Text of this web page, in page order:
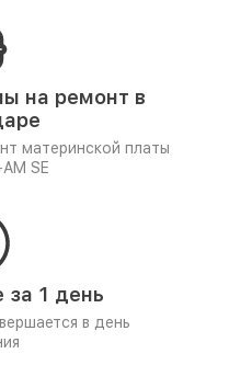
на ремонт в
материнской платы
SE
1 день
в день